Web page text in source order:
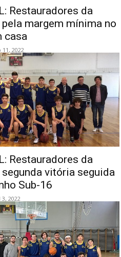
Restauradores da
pela margem mínima no
casa
11, 2022
Restauradores da
vitória seguida
Sub-16
2022